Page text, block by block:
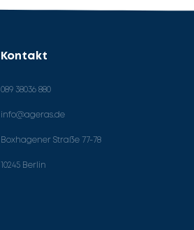
Kontakt
089 38036 880
info@ageras.de
Boxhagener Straße 77-78
10245 Berlin